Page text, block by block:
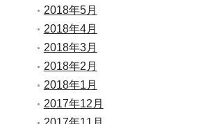
2018年5月
2018年4月
2018年3月
2018年2月
2018年1月
2017年12月